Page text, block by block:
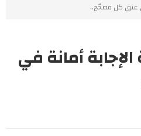
في عنق كل مصحّح..
الإجابة أمانة في